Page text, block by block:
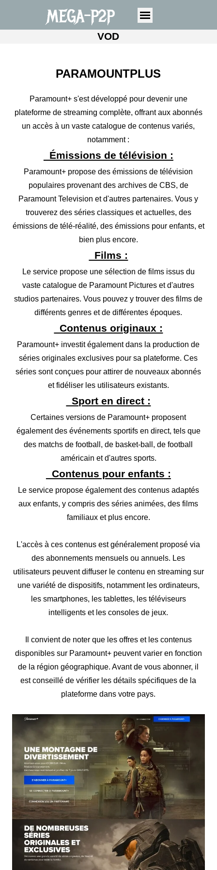
MEGA-P2P
VOD
PARAMOUNTPLUS
Paramount+ s'est développé pour devenir une
plateforme de streaming complète, offrant aux abonnés
un accès à un vaste catalogue de contenus variés,
notamment :
Émissions de télévision :
Paramount+ propose des émissions de télévision
populaires provenant des archives de CBS, de
Paramount Television et d'autres partenaires. Vous y
trouverez des séries classiques et actuelles, des
émissions de télé-réalité, des émissions pour enfants, et
bien plus encore.
Films :
Le service propose une sélection de films issus du
vaste catalogue de Paramount Pictures et d'autres
studios partenaires. Vous pouvez y trouver des films de
différents genres et de différentes époques.
Contenus originaux :
Paramount+ investit également dans la production de
séries originales exclusives pour sa plateforme. Ces
séries sont conçues pour attirer de nouveaux abonnés
et fidéliser les utilisateurs existants.
Sport en direct :
Certaines versions de Paramount+ proposent
également des événements sportifs en direct, tels que
des matchs de football, de basket-ball, de football
américain et d'autres sports.
Contenus pour enfants :
Le service propose également des contenus adaptés
aux enfants, y compris des séries animées, des films
familiaux et plus encore.
L'accès à ces contenus est généralement proposé via
des abonnements mensuels ou annuels. Les
utilisateurs peuvent diffuser le contenu en streaming sur
une variété de dispositifs, notamment les ordinateurs,
les smartphones, les tablettes, les téléviseurs
intelligents et les consoles de jeux.
Il convient de noter que les offres et les contenus
disponibles sur Paramount+ peuvent varier en fonction
de la région géographique. Avant de vous abonner, il
est conseillé de vérifier les détails spécifiques de la
plateforme dans votre pays.